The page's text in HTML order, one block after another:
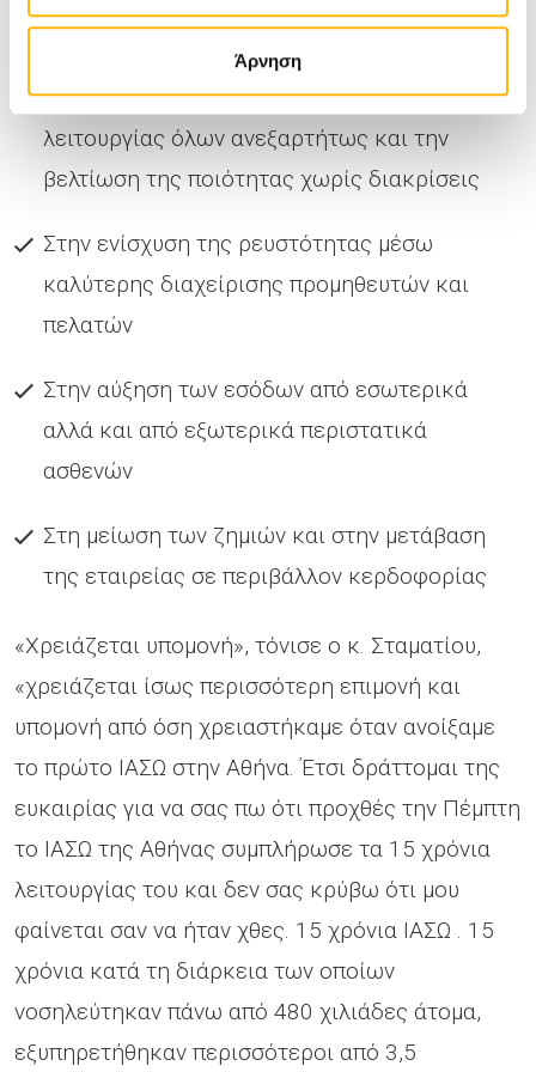
Άρνηση
και στην αύξηση των ασθενών
Στη βελτίωση της αποτελεσματικότητας
λειτουργίας όλων ανεξαρτήτως και την
βελτίωση της ποιότητας χωρίς διακρίσεις
Στην ενίσχυση της ρευστότητας μέσω
καλύτερης διαχείρισης προμηθευτών και
πελατών
Στην αύξηση των εσόδων από εσωτερικά
αλλά και από εξωτερικά περιστατικά
ασθενών
Στη μείωση των ζημιών και στην μετάβαση
της εταιρείας σε περιβάλλον κερδοφορίας
«Χρειάζεται υπομονή», τόνισε ο κ. Σταματίου,
«χρειάζεται ίσως περισσότερη επιμονή και
υπομονή από όση χρειαστήκαμε όταν ανοίξαμε
το πρώτο ΙΑΣΩ στην Αθήνα. Έτσι δράττομαι της
ευκαιρίας για να σας πω ότι προχθές την Πέμπτη
το ΙΑΣΩ της Αθήνας συμπλήρωσε τα 15 χρόνια
λειτουργίας του και δεν σας κρύβω ότι μου
φαίνεται σαν να ήταν χθες. 15 χρόνια ΙΑΣΩ . 15
χρόνια κατά τη διάρκεια των οποίων
νοσηλεύτηκαν πάνω από 480 χιλιάδες άτομα,
εξυπηρετήθηκαν περισσότεροι από 3,5